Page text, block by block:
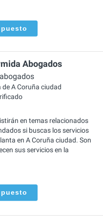
Abogados
de A Coruña ciudad
en temas relacionados
si buscas los servicios
en A Coruña ciudad. Son
sus servicios en la